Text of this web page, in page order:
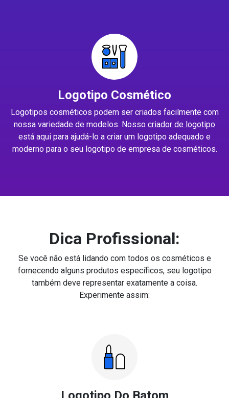
Logotipo Cosmético
Logotipos cosméticos podem ser criados facilmente com
nossa variedade de modelos. Nosso criador de logotipo
está aqui para ajudá-lo a criar um logotipo adequado e
moderno para o seu logotipo de empresa de cosméticos.
Dica Profissional:
Se você não está lidando com todos os cosméticos e
fornecendo alguns produtos específicos, seu logotipo
também deve representar exatamente a coisa.
Experimente assim: